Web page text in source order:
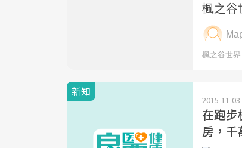
新知
2015-11-03
在跑
房，千